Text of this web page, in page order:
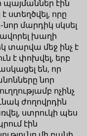
էին
ստեղծվել, որը
մարդիկ սկսել
խաղի
տարվա մեջ ինչ է
է փոխվել, երբ
են, որ
նոր
ոչինչ
ժողովրդին
ստրուկի պես
էին